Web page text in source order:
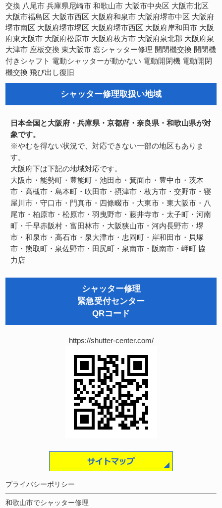
交換 八尾市 兵庫県尼崎市 和歌山市 大阪市中央区 大阪市北区
大阪市福島区 大阪市西区 大阪府和泉市 大阪府堺市中区 大阪府
堺市南区 大阪府堺市堺区 大阪府堺市西区 大阪府岸和田市 大阪
府東大阪市 大阪府松原市 大阪府枚方市 大阪府泉北郡 大阪府泉
大津市 座板交換 東大阪市 窓シャッター修理 開閉機交換 開閉機
付きシャフト 電動シャッターが動かない 電動開閉機 電動開閉
機交換 飛び出し復旧
シャッター修理取扱い地域
日本全国と大阪府・兵庫県・京都府・奈良県・和歌山県が対
象です。
※やむを得ない状況で、対応できない一部の地区もありま
す。
大阪府下は下記の地域対応です。
大阪市・能勢町・豊能町・池田市・箕面市・豊中市・茨木
市・高槻市・島本町・吹田市・摂津市・枚方市・交野市・寝
屋川市・守口市・門真市・四條畷市・大東市・東大阪市・八
尾市・柏原市・松原市・羽曳野市・藤井寺市・太子町・河南
町・千早赤阪村・富田林市・大阪狭山市・河内長野市・堺
市・和泉市・高石市・泉大津市・忠岡町・岸和田市・貝塚
市・熊取町・泉佐野市・田尻町・泉南市・阪南市・岬町協
力店
シャッター修理
緊急受付センター
QRコード
https://shutter-center.com/
プライバシーポリシー
和歌山市でシャッター修理